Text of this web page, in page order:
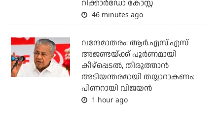
റിക്കാര്‍ഡോ കോസ്റ്റ
46 minutes ago
വന്ദേമാതരം: ആര്‍.എസ്.എസ്
അജണ്ടയ്ക്ക് പൂര്‍ണമായി
കീഴ്‌പ്പെടല്‍, തിരുത്താന്‍
അടിയന്തരമായി തയ്യാറാകണം:
പിണറായി വിജയന്‍
1 hour ago